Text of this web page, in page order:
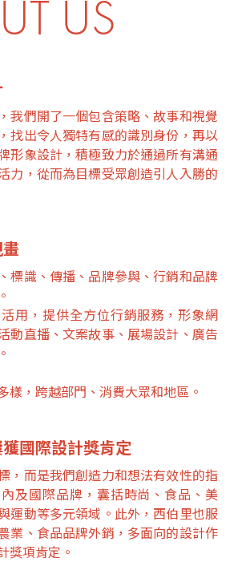
US
我們開了一個包含策略、故事和視覺
找出令人獨特有感的識別身份，再以
形象設計，積極致力於通過所有溝通
力，從而為目標受眾創造引人入勝的
標識、傳播、品牌參與、行銷和品牌
用，提供全方位行銷服務，形象網
動直播、文案故事、展場設計、廣告
樣，跨越部門、消費大眾和地區。
國際設計獎肯定
，而是我們創造力和想法有效性的指
及國際品牌，囊括時尚、食品、美
運動等多元領域。此外，西伯里也服
業、食品品牌外銷，多面向的設計作
獎項肯定。